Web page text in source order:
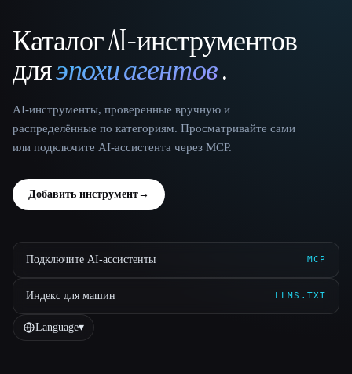
That AI Collection
Каталог AI-инструментов
дляэпохи агентов.
AI-инструменты, проверенные вручную и
распределённые по категориям. Просматривайте сами
или подключите AI-ассистента через MCP.
Добавить инструмент→
Подключите AI-ассистенты MCP
Индекс для машин LLMS.TXT
Language▾